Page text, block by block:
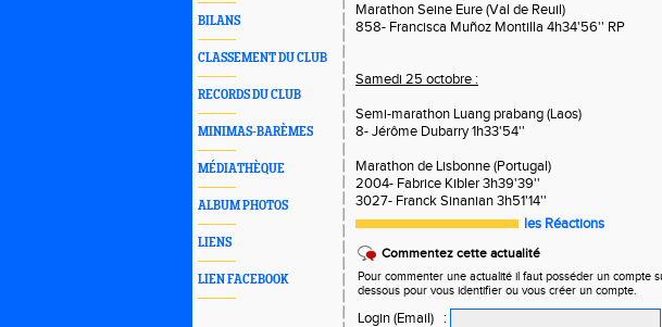
BILANS
CLASSEMENT DU CLUB
RECORDS DU CLUB
MINIMAS-BARÈMES
MÉDIATHÈQUE
ALBUM PHOTOS
LIENS
LIEN FACEBOOK
Marathon Seine Eure (Val de Reuil)
858- Francisca Muñoz Montilla 4h34'56'' RP
Samedi 25 octobre :
Semi-marathon Luang prabang (Laos)
8- Jérôme Dubarry 1h33'54''
Marathon de Lisbonne (Portugal)
2004- Fabrice Kibler 3h39'39''
3027- Franck Sinanian 3h51'14''
les Réactions
Commentez cette actualité
Pour commenter une actualité il faut posséder un compte
dessous pour vous identifier ou vous créer un compte.
Login (Email) :